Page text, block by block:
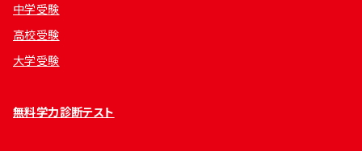
中学受験
高校受験
大学受験
無料学力診断テスト